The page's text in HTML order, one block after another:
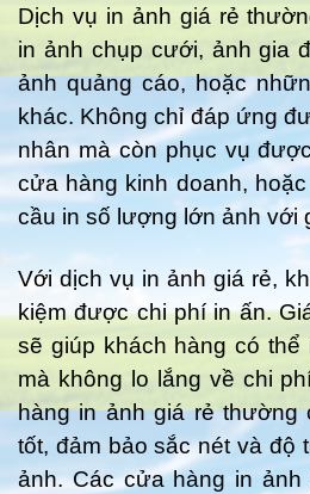
Dịch vụ in ảnh giá rẻ
in ảnh chụp cưới, ảnh gia
ảnh quảng cáo, hoặc
khác. Không chỉ đáp ứng
nhân mà còn phục vụ
cửa hàng kinh doanh,
cầu in số lượng lớn ảnh với
Với dịch vụ in ảnh giá rẻ,
kiệm được chi phí in ấn.
sẽ giúp khách hàng có
mà không lo lắng về chi
hàng in ảnh giá rẻ thường
tốt, đảm bảo sắc nét và độ
ảnh. Các cửa hàng in